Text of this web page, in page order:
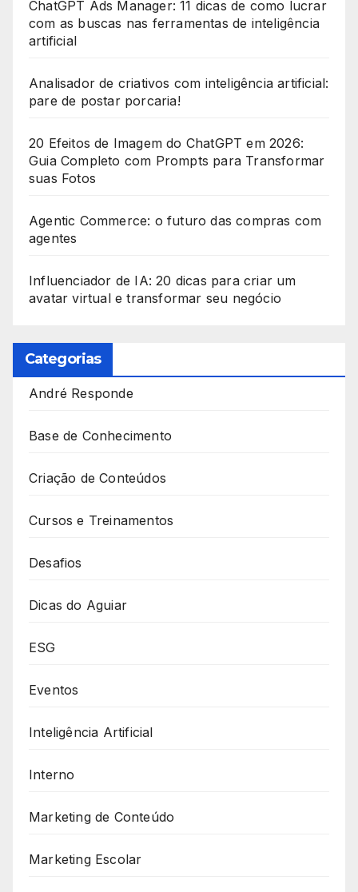
s
+
ChatGPT Ads Manager: 11 dicas de como lucrar
com as buscas nas ferramentas de inteligência
artificial
Analisador de criativos com inteligência artificial:
pare de postar porcaria!
20 Efeitos de Imagem do ChatGPT em 2026:
Guia Completo com Prompts para Transformar
suas Fotos
Agentic Commerce: o futuro das compras com
agentes
Influenciador de IA: 20 dicas para criar um
avatar virtual e transformar seu negócio
Categorias
André Responde
Base de Conhecimento
Criação de Conteúdos
Cursos e Treinamentos
Desafios
Dicas do Aguiar
ESG
Eventos
Inteligência Artificial
Interno
Marketing de Conteúdo
Marketing Escolar